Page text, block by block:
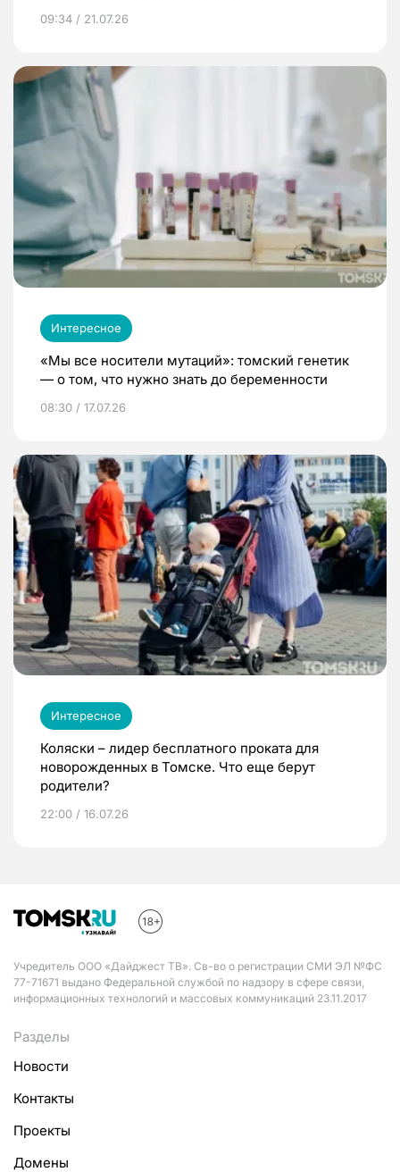
09:34 / 21.07.26
Интересное
«Мы все носители мутаций»: томский генетик
— о том, что нужно знать до беременности
08:30 / 17.07.26
Интересное
Коляски – лидер бесплатного проката для
новорожденных в Томске. Что еще берут
родители?
22:00 / 16.07.26
Учредитель ООО «Дайджест ТВ». Св-во о регистрации СМИ ЭЛ №ФС
77-71671 выдано Федеральной службой по надзору в сфере связи,
информационных технологий и массовых коммуникаций 23.11.2017
Разделы
Новости
Контакты
Проекты
Домены